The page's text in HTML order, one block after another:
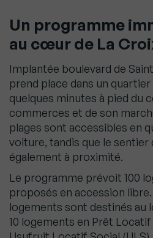
Un programme
au cœur de La
Implantée boulevard de
prend place dans un
quelques minutes à pied du
commerces et de son
plages sont accessibles en
voiture, tandis que le
également à proximité.
Le programme prévoit 100
proposés en accession
logements sont destinés au
10 logements en Prêt Locatif